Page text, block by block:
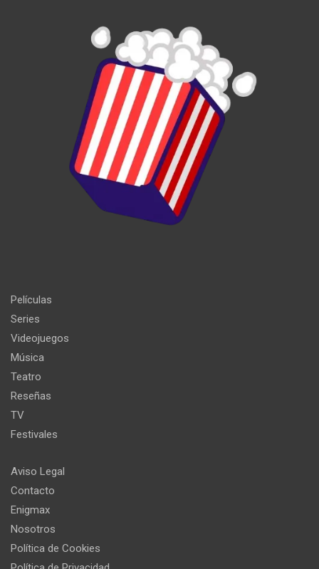
Películas
Series
Videojuegos
Música
Teatro
Reseñas
TV
Festivales
Aviso Legal
Contacto
Enigmax
Nosotros
Política de Cookies